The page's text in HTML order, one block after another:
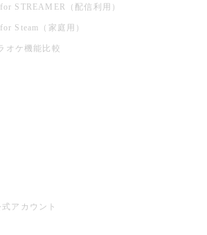
STREAMER（配信利用）
Steam（家庭用）
オケ機能比較
アカウント